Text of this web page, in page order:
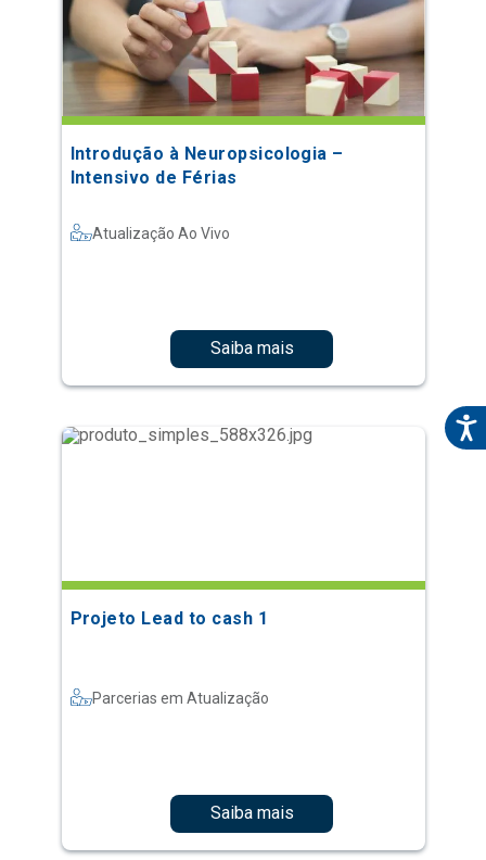
Introdução à Neuropsicologia –
Intensivo de Férias
Atualização Ao Vivo
Saiba mais
Projeto Lead to cash 1
Parcerias em Atualização
Saiba mais